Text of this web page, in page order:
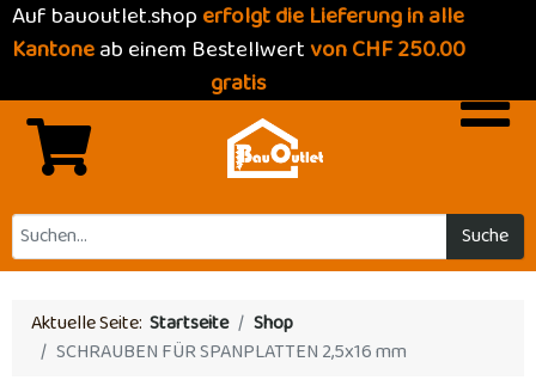
Auf bauoutlet.shoperfolgt die Lieferung in alle
Kantoneab einem Bestellwertvon CHF 250.00
gratis
Suche
Aktuelle Seite: Startseite
Shop
SCHRAUBEN FÜR SPANPLATTEN 2,5x16 mm